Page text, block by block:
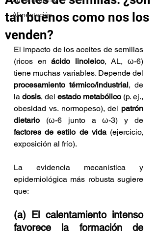
Alimentación
tan buenos como nos los
venden?
El impacto de los aceites de semillas
(ricos en ácido linoleico, AL, ω-6)
procesamiento térmico/industrial, de
la dosis, del estado metabólico (p. ej.,
obesidad vs. normopeso), del patrón
dietario
factores de estilo de vida (ejercicio,
exposición al frío).
La evidencia mecanística y
epidemiológica más robusta sugiere
que:
(a) El calentamiento intenso
favorece la formación de